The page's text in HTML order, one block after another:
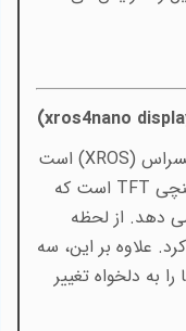
xros4nano
)
(
XROS) است
TFT است که
دهد. از لحظه
علاوه بر این، سه
به دلخواه تغییر